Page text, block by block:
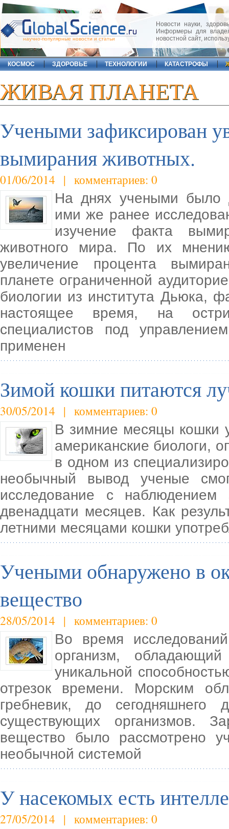
научно-популярные новости и статьи
Новости науки,
Информеры для
новостной сайт,
КОСМОС ЗДОРОВЬЕ ТЕХНОЛОГИИ КАТАСТРОФЫ
ЖИВАЯ ПЛАНЕТА
Учеными зафиксирован
вымирания животных.
01/06/2014 | комментариев: 0
На днях учеными было
ими же ранее
изучение факта
животного мира. По их
увеличение процента
планете ограниченной
биологии из института Дьюка,
настоящее время, на
специалистов под
применен
Зимой кошки питаются
30/05/2014 | комментариев: 0
В зимние месяцы кошки
американские биологи,
в одном из
необычный вывод ученые
исследование с
двенадцати месяцев. Как
летними месяцами кошки
Учеными обнаружено в
вещество
28/05/2014 | комментариев: 0
Во время
организм,
уникальной
отрезок времени. Морским
гребневик, до
существующих организмов.
вещество было рассмотрено
необычной системой
У насекомых есть
27/05/2014 | комментариев: 0